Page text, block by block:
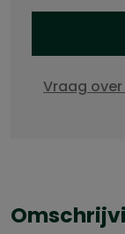
Vraag